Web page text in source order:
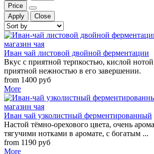
Price
Apply
Close
Иван чай листовой двойной ферментации
Вкус с приятной терпкостью, кислой нотой
приятной нежностью в его завершении.
from 1400 руб
More
Иван чай узколистный ферментированный
Настой тёмно-орехового цвета, очень
тягучими нотками в аромате, с богатым ...
from 1190 руб
More